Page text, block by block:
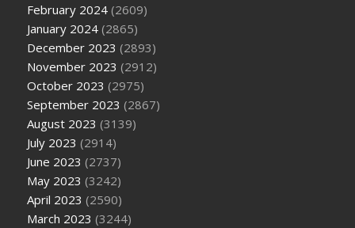
February 2024 (2609)
January 2024 (2865)
December 2023 (2893)
November 2023 (2912)
October 2023 (2975)
September 2023 (2867)
August 2023 (3139)
July 2023 (2914)
June 2023 (2737)
May 2023 (3242)
April 2023 (2590)
March 2023 (3244)